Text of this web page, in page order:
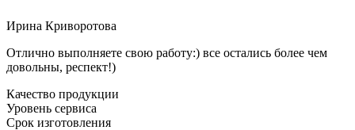
Ирина Криворотова
Отлично выполняете свою работу:) все остались более чем
довольны, респект!)
Качество продукции
Уровень сервиса
Срок изготовления